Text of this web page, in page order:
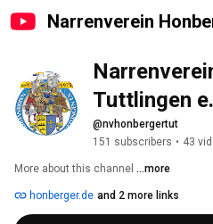
Narrenverein
Tuttlingen
@nvhonbergertut
151 subscribers • 43
More about this channel ...more
honberger.de and 2 more links